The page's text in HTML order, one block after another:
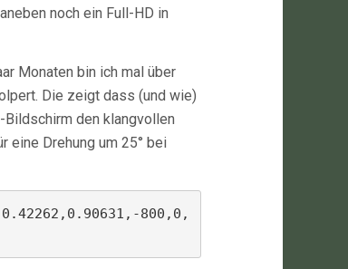
noch ein Full-HD in
Monaten bin ich mal über
Die zeigt dass (und wie)
den klangvollen
eine Drehung um 25° bei
800,0,